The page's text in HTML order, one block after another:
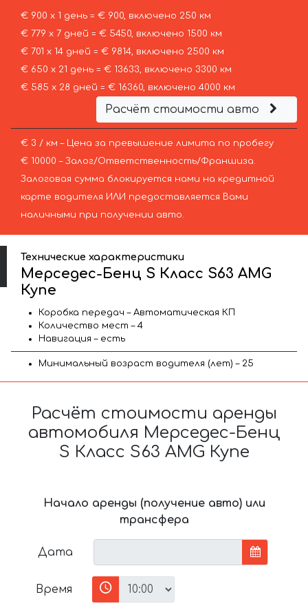
€ 900 х 1 день = € 900, включено 250 км
€ 779 х 7 дней = € 5450, включено 1500 км
€ 701 х 14 дней = € 9814, включено 2500 км
€ 650 х 21 день = € 13633, включено 3300 км
€ 585 х 28 дней = € 16360, включено 4000 км
Расчёт стоимости авто
€ 3 / км – Цена за превышение лимита по пробегу
€ 10000 – Залог/Ответственность/Франшиза.
Залоговая сумма блокируется нами на кредитной
карте водителя ИЛИ предоставляется Вами
наличными при получении авто.
Технические характеристики
Мерседес-Бенц S Класс S63 AMG
Купе
Коробка передач – Автоматическая КП
Количество мест – 4
Навигация – есть
Минимальный возраст водителя (лет) – 25
Расчёт стоимости аренды
автомобиля Мерседес-Бенц
S Класс S63 AMG Купе
Начало аренды (получение авто) или
трансфера
Дата
Время